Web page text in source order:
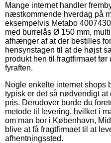
Mange internet handler
næstkommende hverdag på
eksempelvis Metabo
med burrelås Ø 150 mm,
afhænger af at der bestilles
hensynstagen til at de højst
produkt hen til fragtfirmaet
fyraften.
Nogle enkelte internet shops
typisk er det så nødvendigt
pris. Derudover burde du
metode til levering, hvilket i
om man bor i København,
blive at få fragtfirmaet til at
afhentningssted.